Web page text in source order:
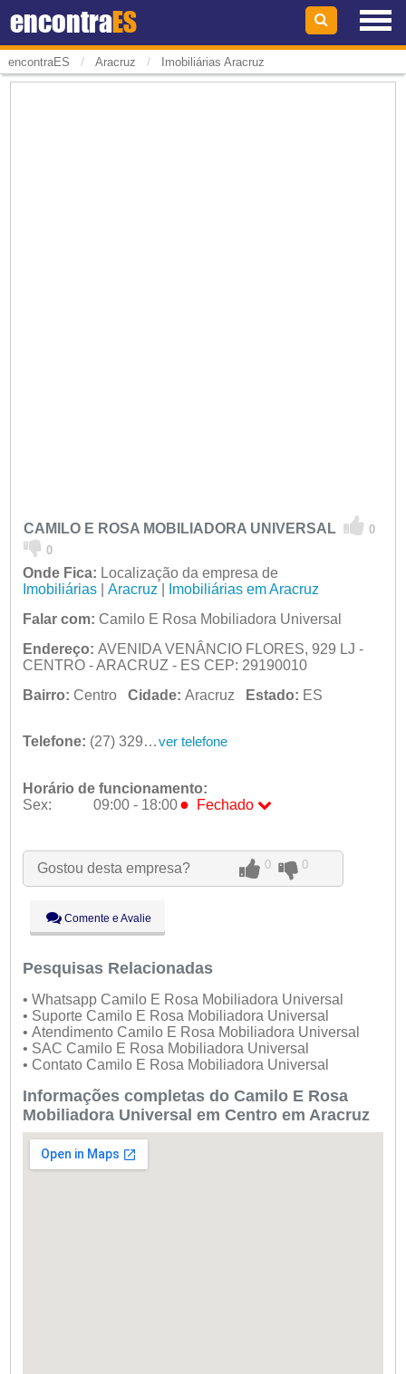
encontraES
encontraES / Aracruz / Imobiliárias Aracruz
CAMILO E ROSA MOBILIADORA UNIVERSAL
0
0
Onde Fica: Localização da empresa de
Imobiliárias| Aracruz
Imobiliárias em Aracruz
Falar com: Camilo E Rosa Mobiliadora Universal
Endereço: AVENIDA VENÂNCIO FLORES, 929 LJ -
CENTRO - ARACRUZ - ES CEP: 29190010
Bairro: Centro Cidade: Aracruz Estado: ES
Telefone: (27) 3296-3708 ver telefone
Horário de funcionamento:
Sex:
09:00 - 18:00 ● Fechado
Ter:
09:00 - 18:00
Qua:
09:00 - 18:00
Sex:
09:00 - 18:00
Sáb:
Fechado
Dom:
Fechado
Gostou desta empresa? 0 0
Comente e Avalie
Pesquisas Relacionadas
• Whatsapp Camilo E Rosa Mobiliadora Universal
• Suporte Camilo E Rosa Mobiliadora Universal
• Atendimento Camilo E Rosa Mobiliadora Universal
• SAC Camilo E Rosa Mobiliadora Universal
• Contato Camilo E Rosa Mobiliadora Universal
Informações completas do Camilo E Rosa
Mobiliadora Universal em Centro em Aracruz